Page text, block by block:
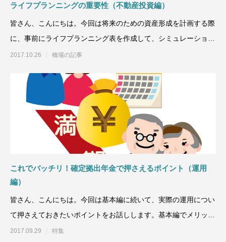
ライフプランニングの重要性（不動産投資編）
皆さん、こんにちは。今回は将来のための資産形成を計画する際
に、事前にライフプランニング表を作成して、シミュレーション
をすることの重要性に
2017.10.26 橋場の記事
これでバッチリ！確定拠出年金で押さえるポイント（運用
編）
皆さん、こんにちは。今回は基本編に続いて、実際の運用につい
て押さえておきたいポイントをお話しします。基本編でメリット
やデメリ
2017.09.29 特集